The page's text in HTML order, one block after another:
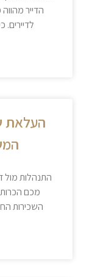
הדייר
לדיירים.
העלאת
התנהלות מול
מכם
השכירות